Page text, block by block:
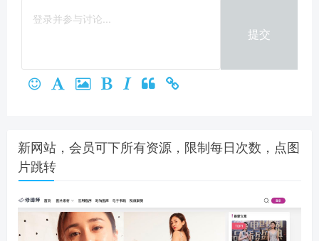
提交
新网站，会员可下所有资源，限制每日次数，点图
片跳转